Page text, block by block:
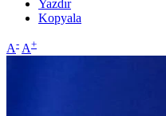
Yazdır
Kopyala
A- A+